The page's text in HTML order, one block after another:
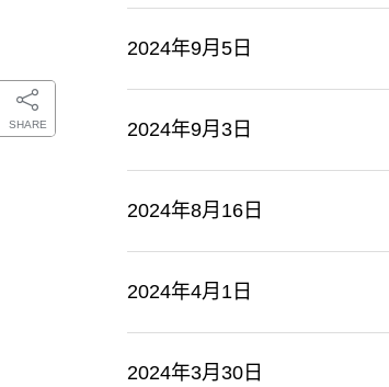
SHARE
2024年9月5日
2024年9月3日
2024年8月16日
2024年4月1日
2024年3月30日